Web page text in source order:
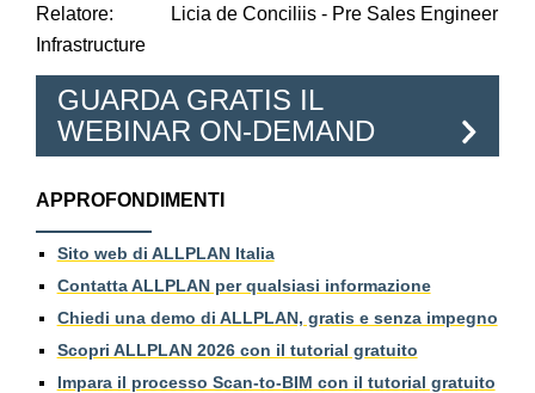
Relatore: Licia de Conciliis - Pre Sales Engineer
Infrastructure
GUARDA GRATIS IL
WEBINAR ON-DEMAND
APPROFONDIMENTI
Sito web di ALLPLAN Italia
Contatta ALLPLAN per qualsiasi informazione
Chiedi una demo di ALLPLAN, gratis e senza impegno
Scopri ALLPLAN 2026 con il tutorial gratuito
Impara il processo Scan-to-BIM con il tutorial gratuito